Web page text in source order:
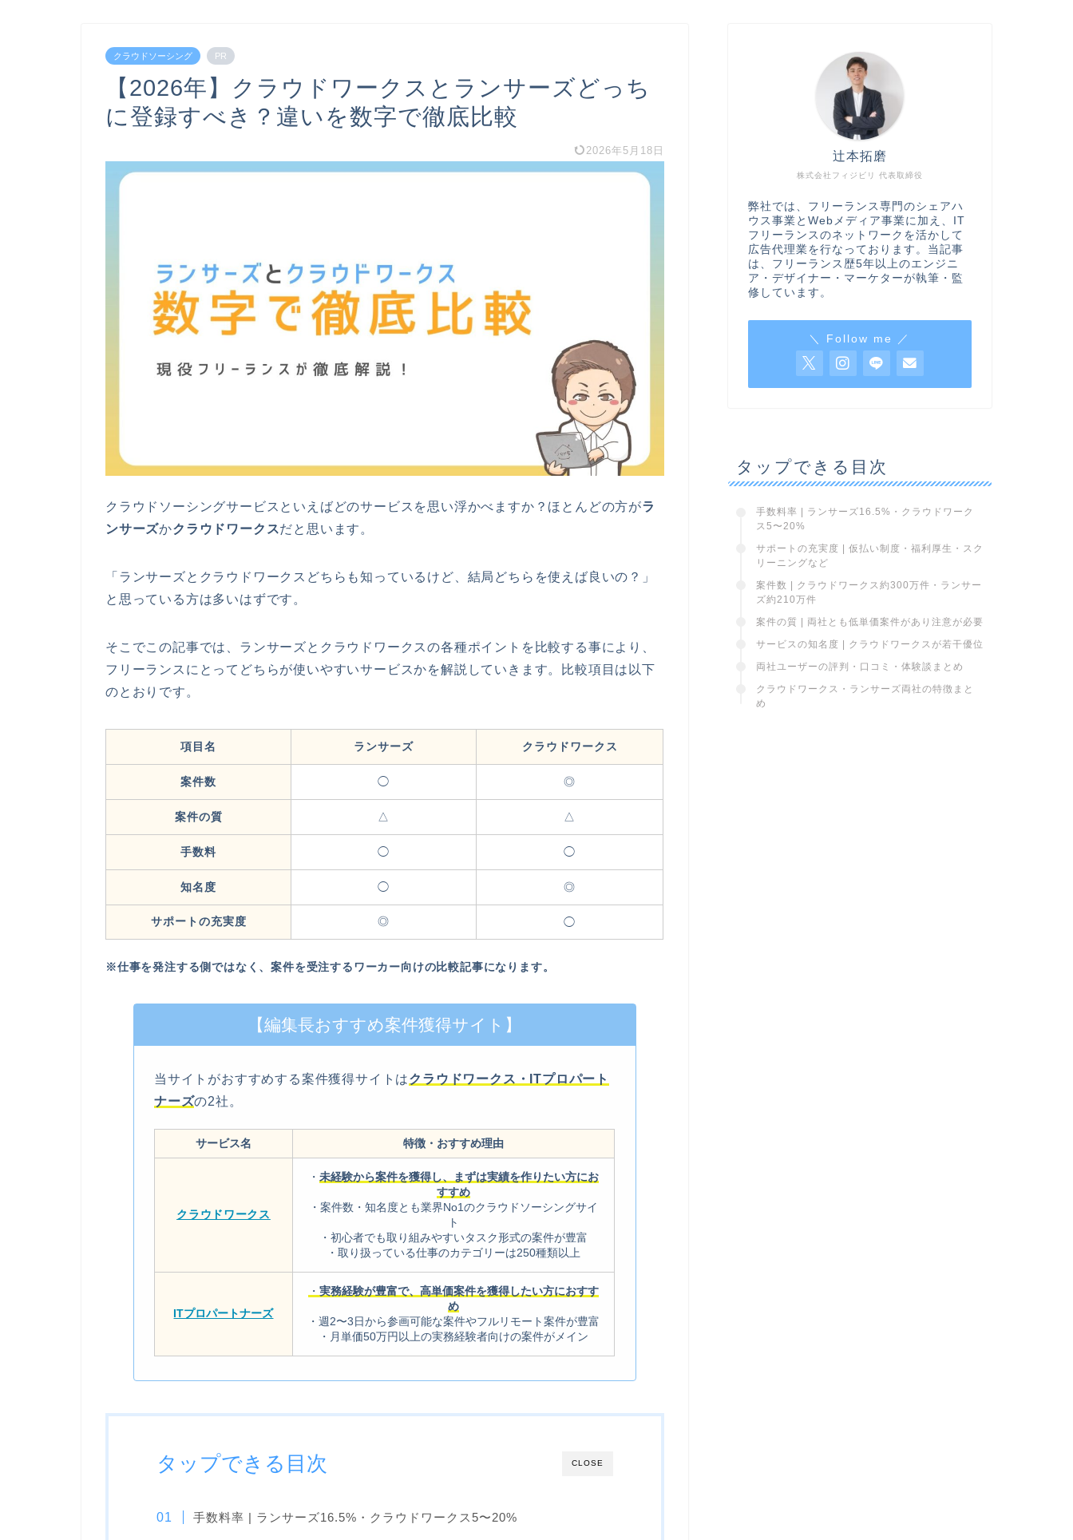
クラウドソーシング PR
【2026年】クラウドワークスとランサーズどっち
に登録すべき？違いを数字で徹底比較
2026年5月18日
クラウドソーシングサービスといえばどのサービスを思い浮かべますか？ほとんどの方がラ
ンサーズかクラウドワークスだと思います。
「ランサーズとクラウドワークスどちらも知っているけど、結局どちらを使えば良いの？」
と思っている方は多いはずです。
そこでこの記事では、ランサーズとクラウドワークスの各種ポイントを比較する事により、
フリーランスにとってどちらが使いやすいサービスかを解説していきます。比較項目は以下
のとおりです。
項目名 ランサーズ クラウドワークス
案件数 ◯ ◎
案件の質 △ △
手数料 ◯ ◯
知名度 ◯ ◎
サポートの充実度 ◎ ◯
※仕事を発注する側ではなく、案件を受注するワーカー向けの比較記事になります。
【編集長おすすめ案件獲得サイト】
当サイトがおすすめする案件獲得サイトはクラウドワークス・ITプロパート
ナーズの2社。
サービス名 特徴・おすすめ理由
クラウドワークス
・ 未経験から案件を獲得し、まずは実績を作りたい方にお
すすめ
・案件数・知名度とも業界No1のクラウドソーシングサイ
ト
・初心者でも取り組みやすいタスク形式の案件が豊富
・取り扱っている仕事のカテゴリーは250種類以上
ITプロパートナーズ
・ 実務経験が豊富で、高単価案件を獲得したい方におすす
め
・週2〜3日から参画可能な案件やフルリモート案件が豊富
・月単価50万円以上の実務経験者向けの案件がメイン
CLOSE
タップできる目次
手数料率 | ランサーズ16.5%・クラウドワークス5〜20%
株式会社フィジビリ 代表取締役
辻本拓磨
弊社では、フリーランス専門のシェアハ
ウス事業とWebメディア事業に加え、IT
フリーランスのネットワークを活かして
広告代理業を行なっております。当記事
は、フリーランス歴5年以上のエンジニ
ア・デザイナー・マーケターが執筆・監
修しています。
＼ Follow me ／
タップできる目次
手数料率 | ランサーズ16.5%・クラウドワーク
ス5〜20%
サポートの充実度 | 仮払い制度・福利厚生・スク
リーニングなど
案件数 | クラウドワークス約300万件・ランサー
ズ約210万件
案件の質 | 両社とも低単価案件があり注意が必要
サービスの知名度 | クラウドワークスが若干優位
両社ユーザーの評判・口コミ・体験談まとめ
クラウドワークス・ランサーズ両社の特徴まと
め